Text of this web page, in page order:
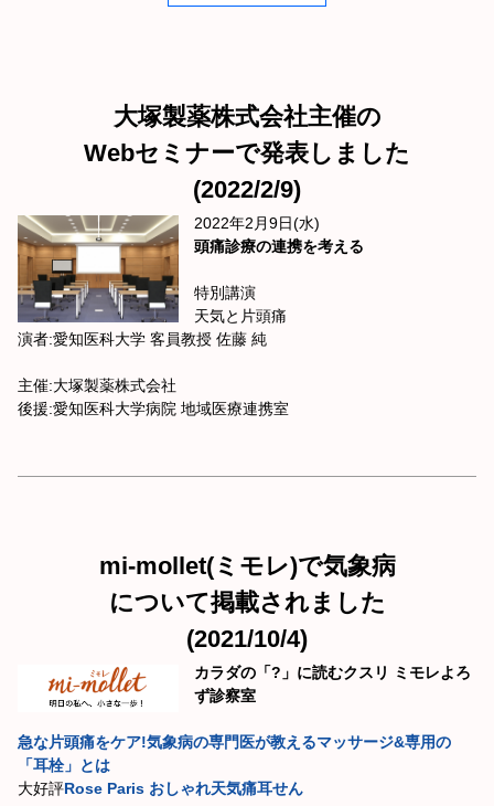
大塚製薬株式会社主催の
Webセミナーで発表しました
(2022/2/9)
2022年2月9日(水)
頭痛診療の連携を考える
特別講演
天気と片頭痛
演者:愛知医科大学 客員教授 佐藤 純
主催:大塚製薬株式会社
後援:愛知医科大学病院 地域医療連携室
mi-mollet(ミモレ)で気象病
について掲載されました
(2021/10/4)
カラダの「?」に読むクスリ ミモレよろ
ず診察室
急な片頭痛をケア!気象病の専門医が教えるマッサージ&専用の
「耳栓」とは
大好評Rose Paris おしゃれ天気痛耳せん